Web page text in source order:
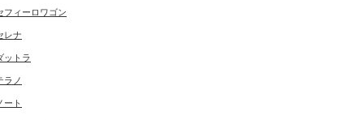
フィーロワゴン
レナ
ットラ
ラノ
ート